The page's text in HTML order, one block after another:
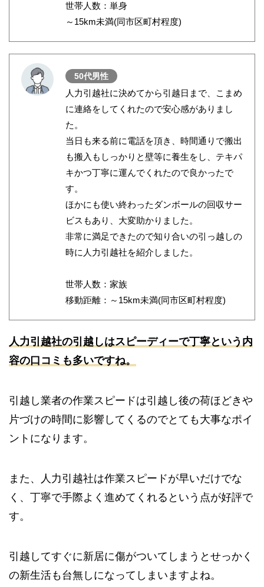
世帯人数：単身
～15km未満(同市区町村程度)
50代男性
人力引越社に決めてから引越日まで、こまめ
に連絡をしてくれたので安心感がありまし
た。
当日も来る前に電話を頂き、時間通りで搬出
も搬入もしっかりと壁等に養生をし、テキパ
キかつ丁寧に運んでくれたので良かったで
す。
ほかにも使い終わったダンボールの回収サー
ビスもあり、大変助かりました。
非常に満足できたので知り合いの引っ越しの
時に人力引越社を紹介しました。
世帯人数：家族
移動距離：～15km未満(同市区町村程度)
人力引越社の引越しはスピーディーで丁寧という内
容の口コミも多いですね。
引越し業者の作業スピードは引越し後の荷ほどきや
片づけの時間に影響してくるのでとても大事なポイ
ントになります。
また、人力引越社は作業スピードが早いだけでな
く、丁寧で手際よく進めてくれるという点が好評で
す。
引越してすぐに新居に傷がついてしまうとせっかく
の新生活も台無しになってしまいますよね。